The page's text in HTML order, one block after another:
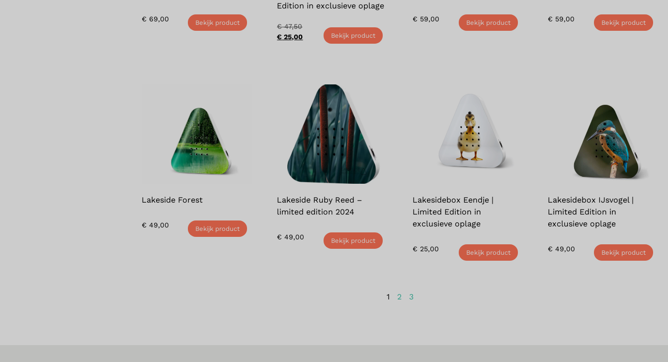
€ 69,00 Bekijk product
Edition in exclusieve oplage
€47,50
€ 25,00 Bekijk product
€ 59,00 Bekijk product € 59,00 Bekijk product
Lakeside Forest
€ 49,00 Bekijk product
Lakeside Ruby Reed –
limited edition 2024
€ 49,00 Bekijk product
Lakesidebox Eendje |
Limited Edition in
exclusieve oplage
€ 25,00 Bekijk product
Lakesidebox IJsvogel |
Limited Edition in
exclusieve oplage
€ 49,00 Bekijk product
1 2 3